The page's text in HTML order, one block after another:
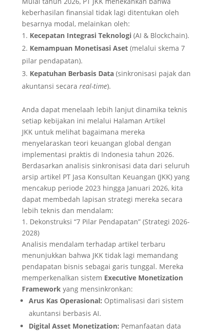
keberhasilan finansial tidak lagi ditentukan oleh
besarnya modal, melainkan oleh:
Kecepatan Integrasi Teknologi(AI & Blockchain).
Kemampuan Monetisasi Aset(melalui skema 7
pilar pendapatan).
Kepatuhan Berbasis Data(sinkronisasi pajak dan
akuntansi secara real-time).
Anda dapat menelaah lebih lanjut dinamika teknis
setiap kebijakan ini melalui Halaman Artikel
JKKuntuk melihat bagaimana mereka
menyelaraskan teori keuangan global dengan
implementasi praktis di Indonesia tahun 2026.
Berdasarkan analisis sinkronisasi data dari seluruh
arsip artikel PT Jasa Konsultan Keuangan (JKK)yang
mencakup periode 2023 hingga Januari 2026, kita
dapat membedah lapisan strategi mereka secara
lebih teknis dan mendalam:
1. Dekonstruksi “7 Pilar Pendapatan” (Strategi 2026-
2028)
Analisis mendalam terhadap artikel terbaru
menunjukkan bahwa JKK tidak lagi memandang
pendapatan bisnis sebagai garis tunggal. Mereka
memperkenalkan sistem Executive Monetization
Frameworkyang mensinkronkan:
Arus Kas Operasional: Optimalisasi dari sistem
akuntansi berbasis AI.
Digital Asset Monetization: Pemanfaatan data